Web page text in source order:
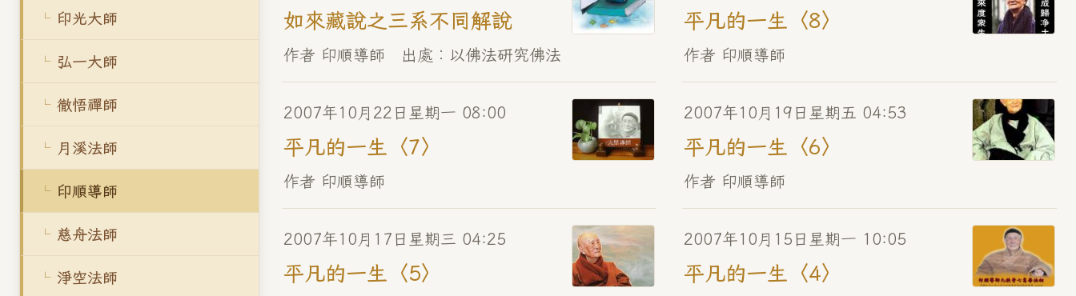
印光大師
弘一大師
徹悟禪師
月溪法師
印順導師
慈舟法師
淨空法師
如來藏說之三系不同解說
作者 印順導師 出處︰以佛法研究佛法
平凡的一生〈8〉
作者 印順導師
2007年10月22日星期一 08:00
平凡的一生〈7〉
作者 印順導師
2007年10月19日星期五 04:53
平凡的一生〈6〉
作者 印順導師
2007年10月17日星期三 04:25
平凡的一生〈5〉
2007年10月15日星期一 10:05
平凡的一生〈4〉